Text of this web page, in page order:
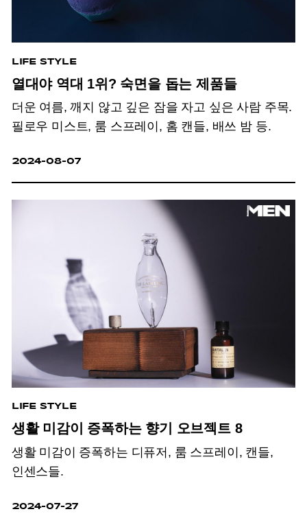
LIFE STYLE
열대야 역대 1위? 숙면을 돕는 제품들
더운 여름, 깨지 않고 깊은 잠을 자고 싶은 사람 주목.
필로우 미스트, 룸 스프레이, 홈 캔들, 배쓰 밤 등.
2024-08-07
LIFE STYLE
생활 미감이 증폭하는 향기 오브젝트 8
생활 미감이 증폭하는 디퓨저, 룸 스프레이, 캔들,
인센스들.
2024-07-27